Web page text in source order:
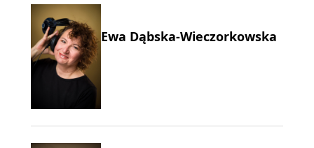
Ewa Dąbska-Wieczorkowska